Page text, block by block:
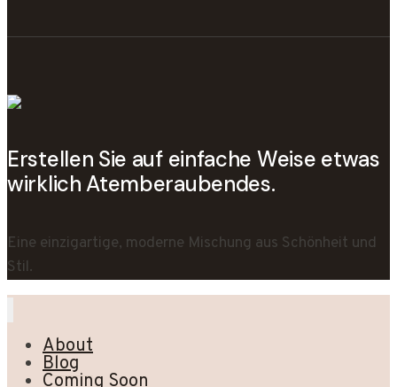
Erstellen Sie auf einfache Weise etwas
wirklich Atemberaubendes.
Eine einzigartige, moderne Mischung aus Schönheit und
Stil.
About
Blog
Coming Soon